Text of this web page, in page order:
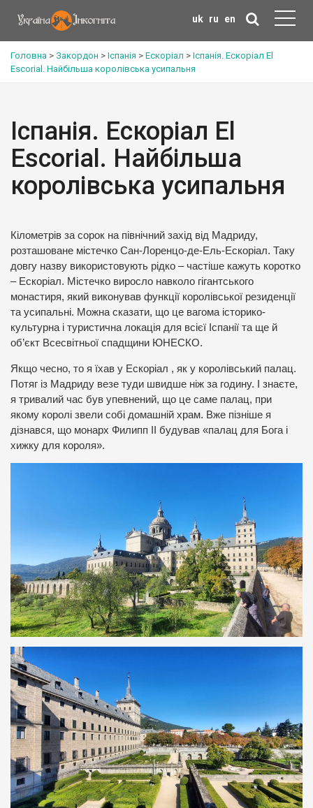
uk ru en
Головна > Закордон > Іспанія > Ескоріал > Іспанія. Ескоріал El
Escorial. Найбільша королівська усипальня
Іспанія. Ескоріал El
Escorial. Найбільша
королівська усипальня
Кілометрів за сорок на північний захід від Мадриду,
розташоване містечко Сан-Лоренцо-де-Ель-Ескоріал. Таку
довгу назву використовують рідко – частіше кажуть коротко
– Ескоріал. Містечко виросло навколо гігантського
монастиря, який виконував функції королівської резиденції
та усипальні. Можна сказати, що це вагома історико-
культурна і туристична локація для всієї Іспанії та ще й
об’єкт Всесвітньої спадщини ЮНЕСКО.
Якщо чесно, то я їхав у Ескоріал , як у королівський палац.
Потяг із Мадриду везе туди швидше ніж за годину. І знаєте,
я тривалий час був упевнений, що це саме палац, при
якому королі звели собі домашній храм. Вже пізніше я
дізнався, що монарх Филипп ІІ будував «палац для Бога і
хижку для короля».